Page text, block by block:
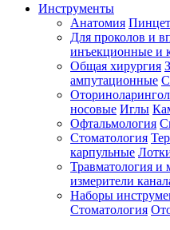
Инструменты
Анатомия
Для проколов и
инъекционные и
Общая хирургия
ампутационные
носовые Иглы
Офтальмология
Стоматология
карпульные
Травматология и
измерители
Наборы
Стоматология